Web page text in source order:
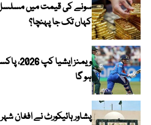
سونے کی قیمت میں مسلسل
کہاں تک جا پہنچا؟
ویمنز
ہو گا
پشاور ہائیکورٹ نے افغان